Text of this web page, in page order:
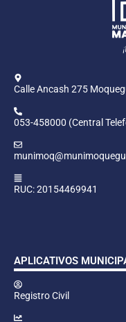
Calle Ancash 275
053-458000 (Central
RUC: 20154469941
APLICATIVOS
Registro Civil